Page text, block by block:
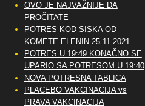
OVO JE NAJVAŽNIJE DA
PROČITATE
POTRES KOD SISKA OD
KOMETE ELENIN 25.11.2021
POTRES U 19:49 KONAČNO SE
UPARIO SA POTRESOM U 19:40
NOVA POTRESNA TABLICA
PLACEBO VAKCINACIJA vs
PRAVA VAKCINACIJA